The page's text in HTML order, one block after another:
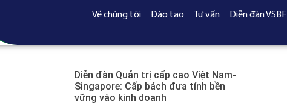
Về chúng tôi Đào tạo Tư vấn Diễn đàn VSBF
Diễn đàn Quản trị cấp cao Việt Nam-
Singapore: Cấp bách đưa tính bền
vững vào kinh doanh